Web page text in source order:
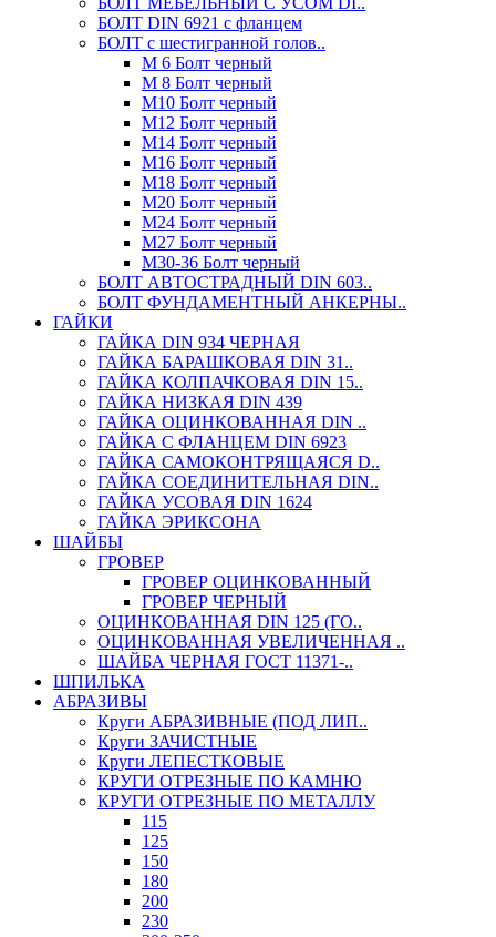
БОЛТ DIN 6921 c фланцем
БОЛТ с шестигранной голов..
М 6 Болт черный
М 8 Болт черный
М10 Болт черный
М12 Болт черный
М14 Болт черный
М16 Болт черный
М18 Болт черный
М20 Болт черный
М24 Болт черный
М27 Болт черный
М30-36 Болт черный
БОЛТ АВТОСТРАДНЫЙ DIN 603..
БОЛТ ФУНДАМЕНТНЫЙ АНКЕРНЫ..
ГАЙКИ
ГАЙКА DIN 934 ЧЕРНАЯ
ГАЙКА БАРАШКОВАЯ DIN 31..
ГАЙКА КОЛПАЧКОВАЯ DIN 15..
ГАЙКА НИЗКАЯ DIN 439
ГАЙКА ОЦИНКОВАННАЯ DIN ..
ГАЙКА С ФЛАНЦЕМ DIN 6923
ГАЙКА САМОКОНТРЯЩАЯСЯ D..
ГАЙКА СОЕДИНИТЕЛЬНАЯ DIN..
ГАЙКА УСОВАЯ DIN 1624
ГАЙКА ЭРИКСОНА
ШАЙБЫ
ГРОВЕР
ГРОВЕР ОЦИНКОВАННЫЙ
ГРОВЕР ЧЕРНЫЙ
ОЦИНКОВАННАЯ DIN 125 (ГО..
ОЦИНКОВАННАЯ УВЕЛИЧЕННАЯ ..
ШАЙБА ЧЕРНАЯ ГОСТ 11371-..
ШПИЛЬКА
АБРАЗИВЫ
Круги АБРАЗИВНЫЕ (ПОД ЛИП..
Круги ЗАЧИСТНЫЕ
Круги ЛЕПЕСТКОВЫЕ
КРУГИ ОТРЕЗНЫЕ ПО КАМНЮ
КРУГИ ОТРЕЗНЫЕ ПО МЕТАЛЛУ
115
125
150
180
200
230